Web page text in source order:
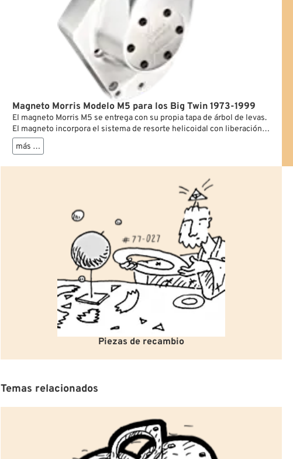
Magneto Morris Modelo M5 para los Big Twin 1973-1999
El magneto Morris M5 se entrega con su propia tapa de árbol de levas.
El magneto incorpora el sistema de resorte helicoidal con liberación
automática típico de la serie 5 de Morris, que acelera el rotor durante
el arranque y garantiza una chispa fiable en las bujías en todo
más …
Piezas de recambio
Temas relacionados